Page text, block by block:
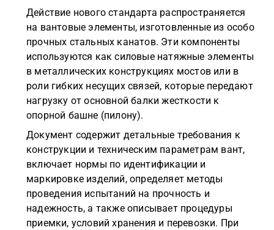
Действие нового стандарта распространяется
на вантовые элементы, изготовленные из особо
прочных стальных канатов. Эти компоненты
используются как силовые натяжные элементы
в металлических конструкциях мостов или в
роли гибких несущих связей, которые передают
нагрузку от основной балки жесткости к
опорной башне (пилону).
Документ содержит детальные требования к
конструкции и техническим параметрам вант,
включает нормы по идентификации и
маркировке изделий, определяет методы
проведения испытаний на прочность и
надежность, а также описывает процедуры
приемки, условий хранения и перевозки. При